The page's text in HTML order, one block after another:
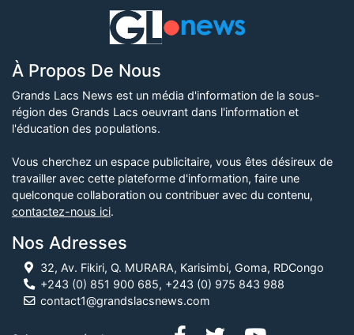
À Propos De Nous
Grands Lacs News est un média d'information de la sous-
région des Grands Lacs oeuvrant dans l'information et
l'éducation des populations.
Vous cherchez un espace publicitaire, vous êtes désireux de
travailler avec cette plateforme d'information, faire une
quelconque collaboration ou contribuer avec du contenu,
contactez-nous ici.
Nos Adresses
32, Av. Fikiri, Q. MURARA, Karisimbi, Goma, RDCongo
+243 (0) 851 900 685, +243 (0) 975 843 988
contact1@grandslacsnews.com